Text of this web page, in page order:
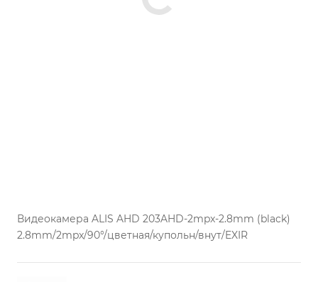
Видеокамера ALIS AHD 203AHD-2mpx-2.8mm (black)
2.8mm/2mpx/90°/цветная/купольн/внут/EXIR